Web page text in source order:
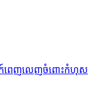
េសក៍ពេញលេញចំពោះកំហុស